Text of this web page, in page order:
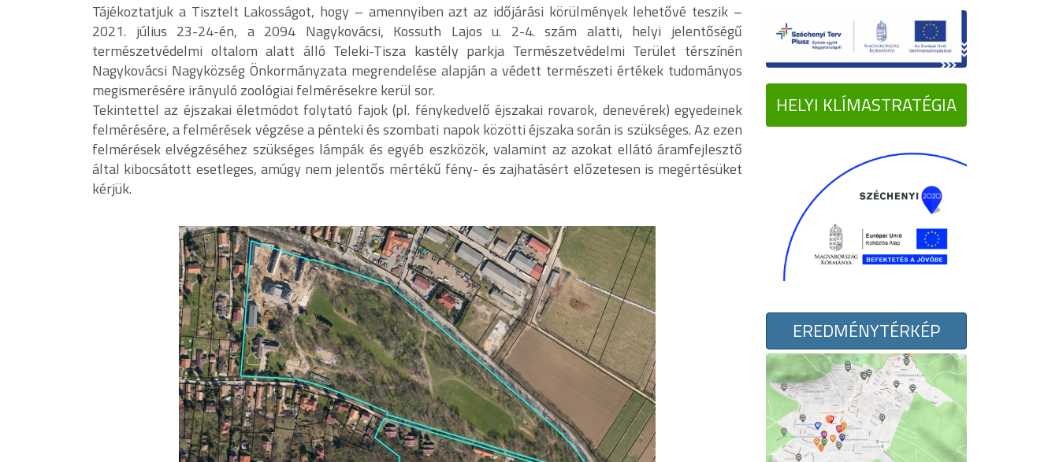
Tájékoztatjuk a Tisztelt Lakosságot, hogy – amennyiben azt az időjárási körülmények lehetővé teszik –
2021. július 23-24-én, a 2094 Nagykovácsi, Kossuth Lajos u. 2-4. szám alatti, helyi jelentőségű
természetvédelmi oltalom alatt álló Teleki-Tisza kastély parkja Természetvédelmi Terület térszínén
Nagykovácsi Nagyközség Önkormányzata megrendelése alapján a védett természeti értékek tudományos
megismerésére irányuló zoológiai felmérésekre kerül sor.
Tekintettel az éjszakai életmódot folytató fajok (pl. fénykedvelő éjszakai rovarok, denevérek) egyedeinek
felmérésére, a felmérések végzése a pénteki és szombati napok közötti éjszaka során is szükséges. Az ezen
felmérések elvégzéséhez szükséges lámpák és egyéb eszközök, valamint az azokat ellátó áramfejlesztő
által kibocsátott esetleges, amúgy nem jelentős mértékű fény- és zajhatásért előzetesen is megértésüket
kérjük.
HELYI KLÍMASTRATÉGIA
EREDMÉNYTÉRKÉP